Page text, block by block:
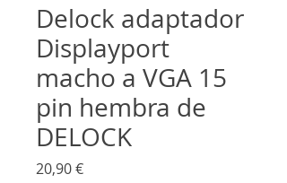
Delock adaptador
Displayport
macho a VGA 15
pin hembra de
DELOCK
20,90 €Precio